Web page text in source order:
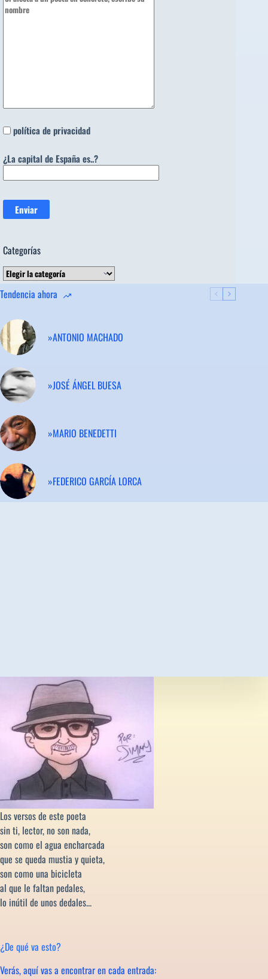
política de privacidad
¿La capital de España es..?
Categorías
Categorías
Tendencia ahora
»ANTONIO MACHADO
»JOSÉ ÁNGEL BUESA
»MARIO BENEDETTI
»FEDERICO GARCÍA LORCA
Los versos de este poeta
sin ti, lector, no son nada,
son como el agua encharcada
que se queda mustia y quieta,
son como una bicicleta
al que le faltan pedales,
lo inútil de unos dedales...
¿De qué va esto?
Verás, aquí vas a encontrar en cada entrada: